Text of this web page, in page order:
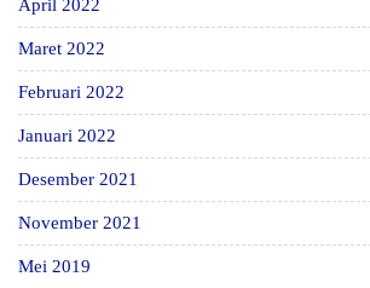
April 2022
Maret 2022
Februari 2022
Januari 2022
Desember 2021
November 2021
Mei 2019